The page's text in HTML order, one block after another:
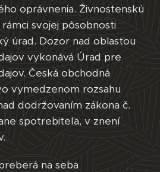
oprávnenia. Živnostenskú
svojej pôsobnosti
úrad. Dozor nad oblasťou
vykonává Úrad pre
Česká obchodná
vymedzenom rozsahu
dodržovaním zákona č.
spotrebiteľa, v znení
na seba